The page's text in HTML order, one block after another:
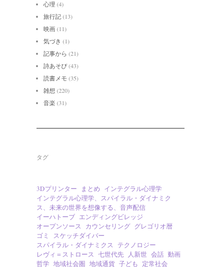
心理 (4)
旅行記(13)
映画(11)
気づき (1)
記事から (21)
詩あそび(43)
読書メモ (35)
雑想 (220)
音楽 (31)
タグ
3Dプリンター まとめ インテグラル心理学
インテグラル心理学、スパイラル・ダイナミク
ス、未来の世界を想像する、音声配信
イーハトーブ エンディングビレッジ
オープンソース
カウンセリング グレゴリオ暦
ゴミ
スケッチダイバー
スパイラル・ダイナミクス
テクノロジー
レヴィ＝ストロース 七世代先 人新世 会話 動画
哲学 地域社会圏 地域通貨 子ども 定常社会